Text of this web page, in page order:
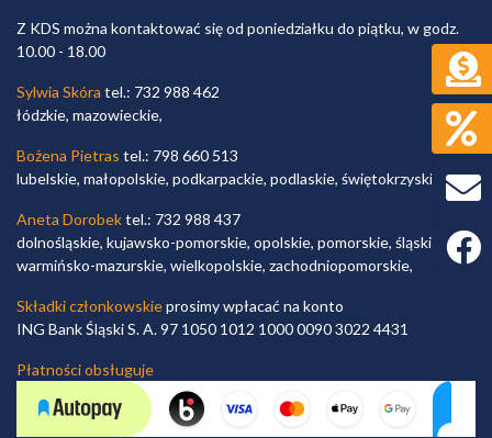
Z KDS można kontaktować się od poniedziałku do piątku, w godz.
10.00 - 18.00
Sylwia Skóra tel.: 732 988 462
łódzkie, mazowieckie,
Bożena Pietras tel.: 798 660 513
lubelskie, małopolskie, podkarpackie, podlaskie, świętokrzyskie,
Aneta Dorobektel.: 732 988 437
dolnośląskie, kujawsko-pomorskie, opolskie, pomorskie, śląskie,
warmińsko-mazurskie, wielkopolskie, zachodniopomorskie,
Składki członkowskieprosimy wpłacać na konto
ING Bank Śląski S. A. 97 1050 1012 1000 0090 3022 4431
Płatności obsługuje